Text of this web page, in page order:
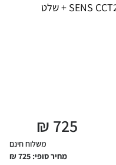
725
₪
משלוח חינם
מחיר סופי: 725
₪